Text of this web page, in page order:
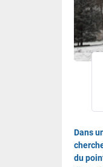
Nous
Dans
du